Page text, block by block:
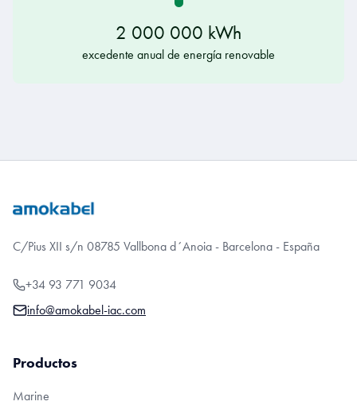
2 000 000 kWh
excedente anual de energía renovable
C/Pius XII s/n 08785 Vallbona d´Anoia - Barcelona - España
+34 93 771 9034
info@amokabel-iac.com
Productos
Marine